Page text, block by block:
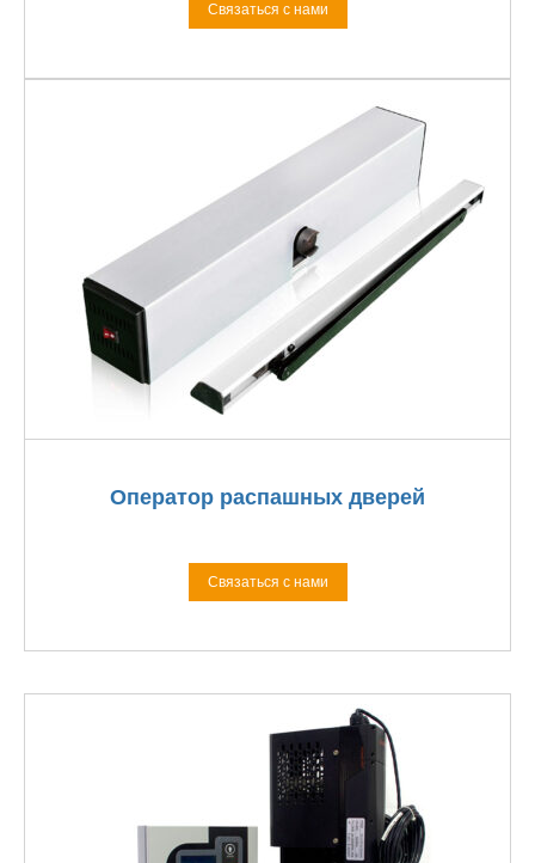
Связаться с нами
Оператор распашных дверей
Связаться с нами